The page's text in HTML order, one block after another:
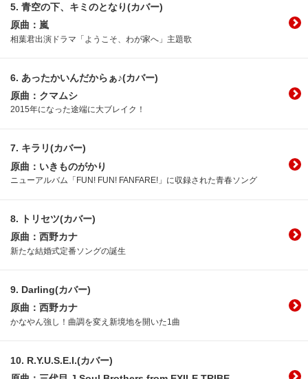
5. 青空の下、キミのとなり(カバー)
原曲：嵐
相葉君出演ドラマ「ようこそ、わが家へ」主題歌
6. あったかいんだからぁ♪(カバー)
原曲：クマムシ
2015年になった途端に大ブレイク！
7. キラリ(カバー)
原曲：いきものがかり
ニューアルバム「FUN! FUN! FANFARE!」に収録された青春ソング
8.
トリセツ(カバー)
原曲：西野カナ
新たな結婚式定番ソングの誕生
9. Darling(カバー)
原曲：西野カナ
かなやん強し！曲調を変え新境地を開いた1曲
10. R.Y.U.S.E.I.(カバー)